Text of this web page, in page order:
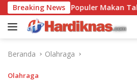
Langsung
ke
konten
Breaking News
Trend Populer Makan
Beranda Olahraga
Olahraga